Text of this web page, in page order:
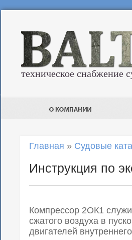
техническое снабжение
Главная » Судовые
Инструкция по
Компрессор 2ОК1
сжатого воздуха в
двигателей